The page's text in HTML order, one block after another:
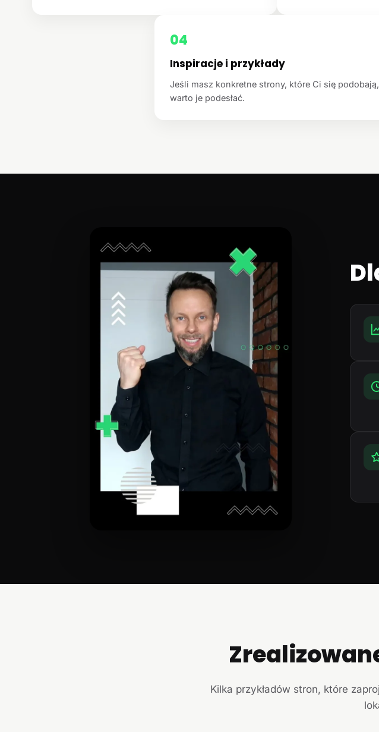
04
Inspiracje i przykłady
Jeśli masz konkretne strony, które Ci się podobają,
warto je podesłać.
Kilka przykładów stron, które